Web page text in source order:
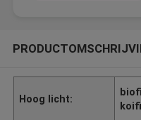
Hoog licht: